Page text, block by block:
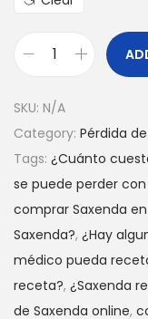
SKU: N/A
Category: Pérdida
Tags: ¿Cuánto
se puede perder
comprar Saxenda
Saxenda?, ¿Hay
médico pueda
receta?, ¿Saxenda
de Saxenda online,